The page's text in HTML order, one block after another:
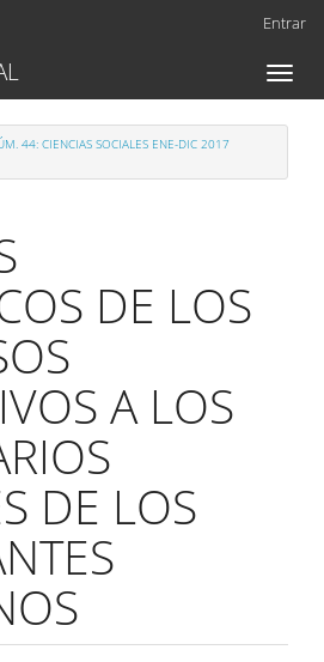
Entrar
Toggle
44: CIENCIAS SOCIALES ENE-DIC 2017
DE LOS
A LOS
DE LOS